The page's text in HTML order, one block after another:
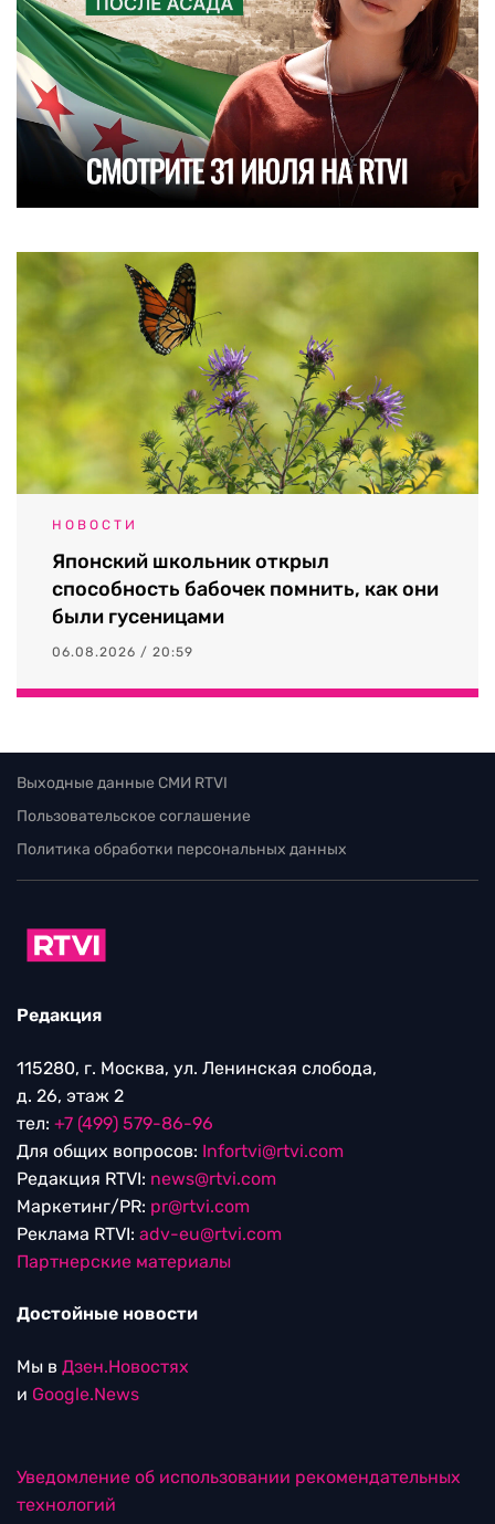
НОВОСТИ
Японский школьник открыл
способность бабочек помнить, как они
были гусеницами
06.08.2026 / 20:59
Выходные данные СМИ RTVI
Пользовательское соглашение
Политика обработки персональных данных
Редакция
115280, г. Москва, ул. Ленинская слобода,
д. 26, этаж 2
тел: +7 (499) 579-86-96
Для общих вопросов: Infortvi@rtvi.com
Редакция RTVI: news@rtvi.com
Маркетинг/PR: pr@rtvi.com
Реклама RTVI: adv-eu@rtvi.com
Партнерские материалы
Достойные новости
Мы в Дзен.Новостях
и Google.News
Уведомление об использовании рекомендательных
технологий